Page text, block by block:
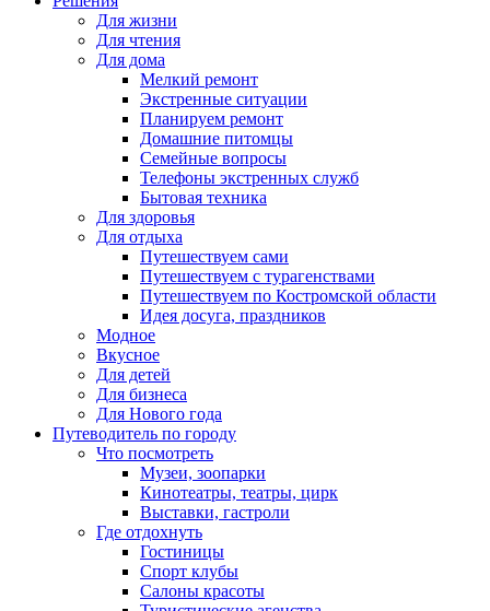
Для жизни
Для чтения
Для дома
Мелкий ремонт
Экстренные ситуации
Планируем ремонт
Домашние питомцы
Семейные вопросы
Телефоны экстренных служб
Бытовая техника
Для здоровья
Для отдыха
Путешествуем сами
Путешествуем с турагенствами
Путешествуем по Костромской области
Идея досуга, праздников
Модное
Вкусное
Для детей
Для бизнеса
Для Нового года
Путеводитель по городу
Что посмотреть
Музеи, зоопарки
Кинотеатры, театры, цирк
Выставки, гастроли
Где отдохнуть
Гостиницы
Спорт клубы
Салоны красоты